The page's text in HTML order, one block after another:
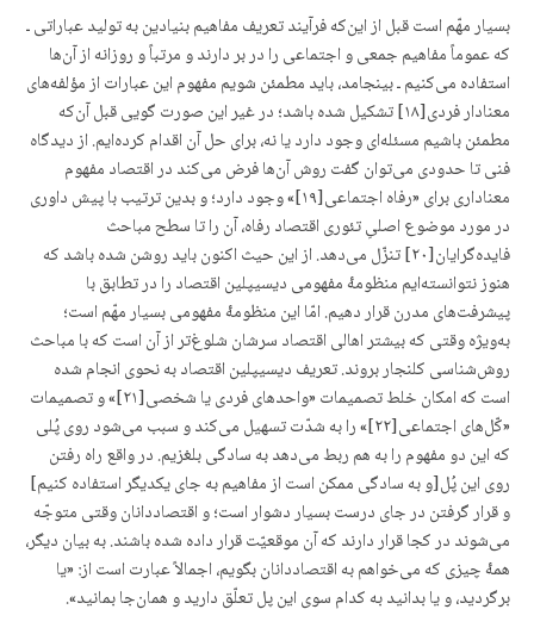
بسیار مهّم است قبل از این‌که فرآیند تعریف مفاهیم بنیادین به تولید عباراتی ـ
که عموماً مفاهیم جمعی و اجتماعی را در بر دارند و مرتباً و روزانه از آن‌ها
استفاده می‌کنیم ـ بینجامد، باید مطمئن شویم مفهوم این عبارات از مؤلفه‌های
معنادار فردی[۱۸] تشکیل شده باشد؛ در غیر این صورت گویی قبل آن‌که
مطمئن باشیم مسئله‌ای وجود دارد یا نه، برای حل آن اقدام کرده‌ایم. از دیدگاه
فنی تا حدودی می‌توان گفت روش آن‌ها فرض می‌کند در اقتصاد مفهوم
معناداری برای «رفاه اجتماعی[۱۹]» وجود دارد؛ و بدین ترتیب با پیش‌ داوری
در مورد موضوع اصلیِ تئوری اقتصاد رفاه، آن را تا سطح مباحث
فایده‌گرایان[۲۰] تنزّل می‌دهد. از این حیث اکنون باید روشن شده باشد که
هنوز نتوانسته‌ایم منظومۀ مفهومی دیسیپلین اقتصاد را در تطابق با
پیشرفت‌های مدرن قرار دهیم. امّا این منظومۀ مفهومی بسیار مهّم است؛
به‌ویژه وقتی که بیشتر اهالی اقتصاد سرشان شلوغ‌تر از آن است که با مباحث
روش‌شناسی کلنجار بروند. تعریف دیسیپلین اقتصاد به نحوی انجام شده
است که امکان خلط تصمیمات «واحدهای فردی یا شخصی[۲۱]» و تصمیمات
«کّل‌های اجتماعی[۲۲]» را به شدّت تسهیل می‌کند و سبب می‌شود روی پُلی
که این دو مفهوم را به هم ربط می‌دهد به سادگی بلغزیم. در واقع راه رفتن
روی این پُل[و به سادگی ممکن است از مفاهیم به جای یکدیگر استفاده کنیم]
و قرار گرفتن در جای درست بسیار دشوار است؛ و اقتصاددانان وقتی متوجّه
می‌شوند در کجا قرار دارند که آن موقعیّت قرار داده شده باشند. به بیان دیگر،
همۀ چیزی که می‌خواهم به اقتصاددانان بگویم، اجمالاً عبارت است از: «یا
برگردید، و یا بدانید به کدام سوی این پل تعلّق دارید و همان‌جا بمانید».